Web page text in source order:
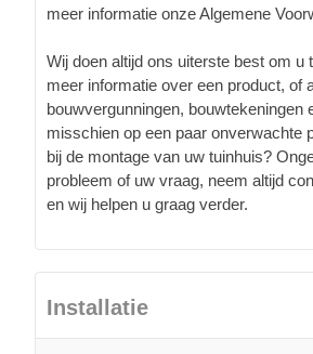
meer informatie onze Algemene
Wij doen altijd ons uiterste best om u
meer informatie over een product, of
bouwvergunningen, bouwtekeningen
misschien op een paar onverwachte
bij de montage van uw tuinhuis?
probleem of uw vraag, neem altijd
en wij helpen u graag verder.
Installatie